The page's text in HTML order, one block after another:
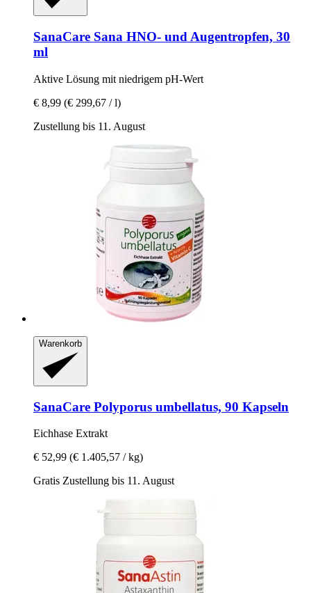
SanaCare Sana HNO-​ und Augentropfen, 30
ml
Aktive Lösung mit niedrigem pH-​Wert
€ 8,99 (€ 299,67 / l)
Zustellung bis 11. August
Warenkorb
SanaCare Polyporus umbellatus, 90 Kapseln
Eichhase Extrakt
€ 52,99 (€ 1.405,57 / kg)
Gratis Zustellung bis 11. August